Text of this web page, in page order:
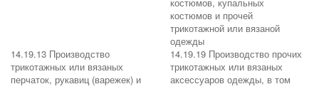
костюмов и прочей
трикотажной или вязаной
одежды
14.19.13 Производство
трикотажных или вязаных
перчаток, рукавиц (варежек) и
14.19.19 Производство прочих
трикотажных или вязаных
аксессуаров одежды, в том